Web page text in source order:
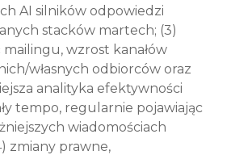
AI silników odpowiedzi
stacków martech; (3)
wzrost kanałów
własnych odbiorców oraz
analityka efektywności
tempo, regularnie pojawiając
wiadomościach
zmiany prawne,